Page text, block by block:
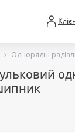
Однорядні